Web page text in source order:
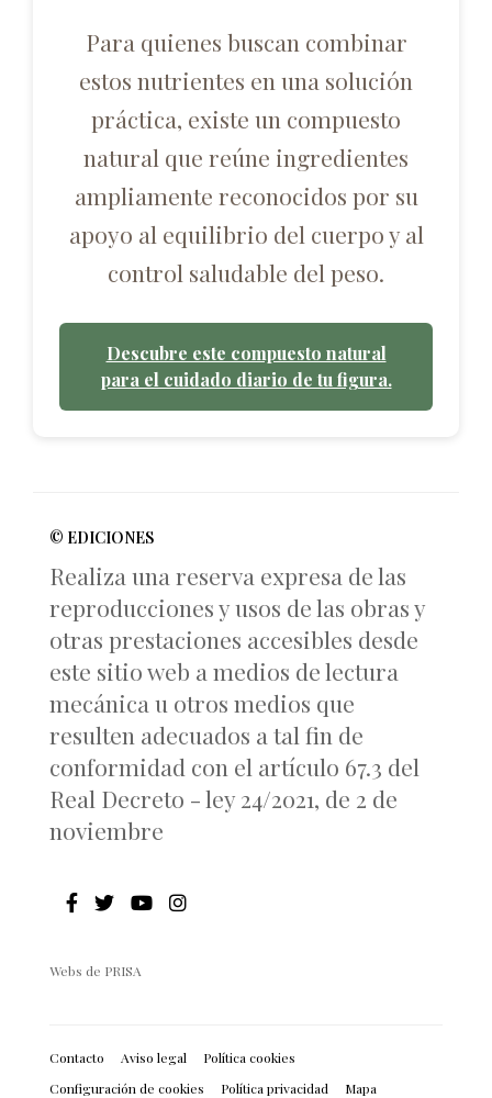
Para quienes buscan combinar
estos nutrientes en una solución
práctica, existe un compuesto
natural que reúne ingredientes
ampliamente reconocidos por su
apoyo al equilibrio del cuerpo y al
control saludable del peso.
Descubre este compuesto natural
para el cuidado diario de tu figura.
© EDICIONES
Realiza una reserva expresa de las
reproducciones y usos de las obras y
otras prestaciones accesibles desde
este sitio web a medios de lectura
mecánica u otros medios que
resulten adecuados a tal fin de
conformidad con el artículo 67.3 del
Real Decreto - ley 24/2021, de 2 de
noviembre
Webs de PRISA
Contacto Aviso legal
Política cookies
Configuración de cookies
Política privacidad Mapa